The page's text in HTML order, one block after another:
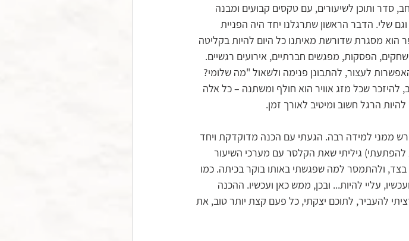
סדר ותוכן לשיעורים, עם טקסים קבועים ומבנה
שלי. הדבר הראשון שתרגלנו יחד היה הפניית
הוא מסגרת שדורשת מאיתנו כל היום להיות בקליטה
הפסקות, מפגשים חברתיים, אירועים רגשיים.
לעצור, להתבונן פנימה ולשאול "מה שלומי?
שכל מזג אוויר הוא חולף ומשתנה – כל אלה
להיות הרגל חשוב ומיטיב לאורך זמן.
חדש עבורי ודרש ממני למידה רבה. הגעתי עם הכנה מדוקדקת ויחד
גיליתי שאת הקלסר עם מערכי השיעור
בצד, ולהתמסר למה שפגשתי באותו בוקר בכיתה. כמו
עליי להיות... ובכן, ממש כאן ועכשיו. ההכנה
להעביר, לתוכם יצקתי, כל פעם קצת יותר טוב, את